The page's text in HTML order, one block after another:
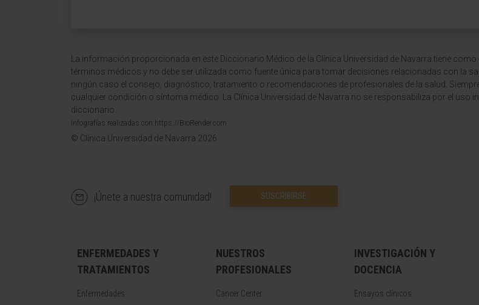
La información proporcionada en este Diccionario Médico de la Clínica Universidad de Navarra tiene
términos médicos y no debe ser utilizada como fuente única para tomar decisiones relacionadas con la
ningún caso el consejo, diagnóstico, tratamiento o recomendaciones de profesionales de la salud.
cualquier condición o síntoma médico. La Clínica Universidad de Navarra no se responsabiliza por el uso
diccionario.
Infografías realizadas con https://BioRender.com
© Clínica Universidad de Navarra 2026
¡Únete a nuestra comunidad! SUSCRIBIRSE
ENFERMEDADES Y
TRATAMIENTOS
Enfermedades
NUESTROS
PROFESIONALES
Cancer Center
INVESTIGACIÓN Y
DOCENCIA
Ensayos clínicos